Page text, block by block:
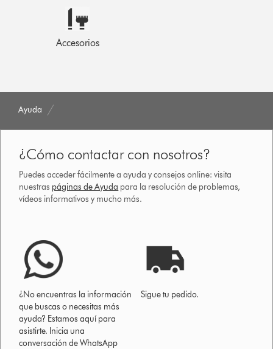
Accesorios
Ayuda
¿Cómo contactar con nosotros?
Puedes acceder fácilmente a ayuda y consejos online: visita
nuestras páginas de Ayuda para la resolución de problemas,
vídeos informativos y mucho más.
¿No encuentras la información
que buscas o necesitas más
ayuda? Estamos aquí para
asistirte. Inicia una
conversación de WhatsApp
Sigue tu pedido.